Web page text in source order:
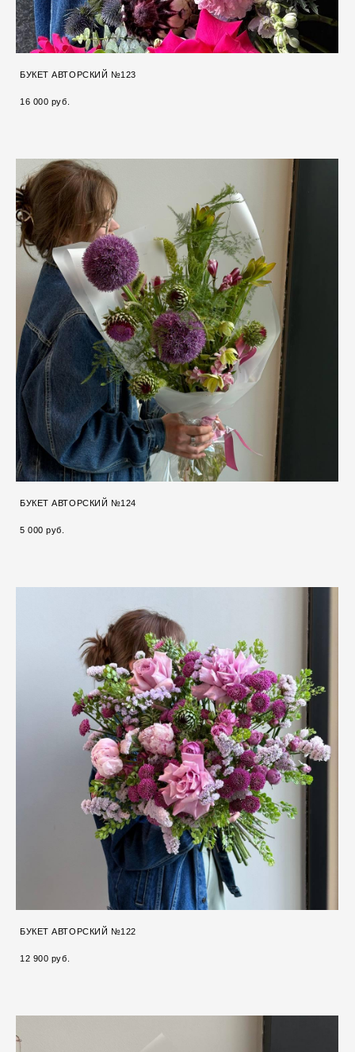
БУКЕТ АВТОРСКИЙ №123
16 000 pуб.
БУКЕТ АВТОРСКИЙ №124
5 000 pуб.
БУКЕТ АВТОРСКИЙ №122
12 900 pуб.